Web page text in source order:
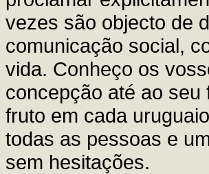
vezes são objecto de
comunicação social,
vida. Conheço os
concepção até ao
fruto em cada
todas as pessoas e
sem hesitações.